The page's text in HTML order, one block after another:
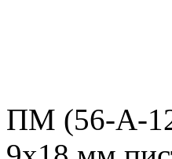
ПМ (56-А-